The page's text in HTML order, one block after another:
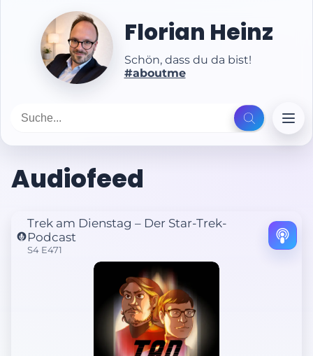
Florian Heinz
Schön, dass du da bist!
#aboutme
Audiofeed
Trek am Dienstag – Der Star-Trek-
Podcast
S4 E471